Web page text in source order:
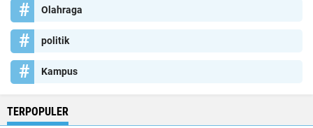
Olahraga
politik
Kampus
TERPOPULER